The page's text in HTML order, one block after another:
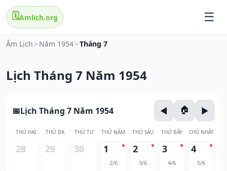
🗓️Amlich.org
Âm Lịch > Năm 1954>Tháng 7
Lịch Tháng 7 Năm 1954
Lịch Tháng 7 Năm 1954
THỨ HAI THỨ BA THỨ TƯ THỨ NĂM THỨ SÁU THỨ BẢY CHỦ NHẬT
28 29 30 1
2/6
2
3/6
3
4/6
4
5/6